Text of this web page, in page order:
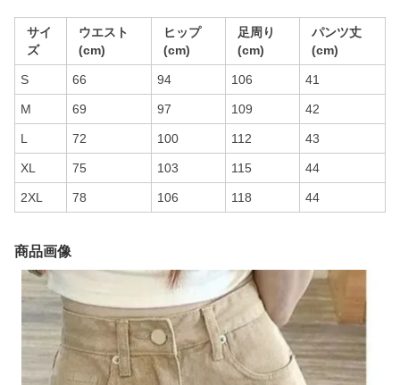
サイ
ズ
ウエスト
(cm)
ヒップ
(cm)
足周り
(cm)
パンツ丈
(cm)
S 66 94 106 41
M 69 97 109 42
L 72 100 112 43
XL 75 103 115 44
2XL 78 106 118 44
商品画像